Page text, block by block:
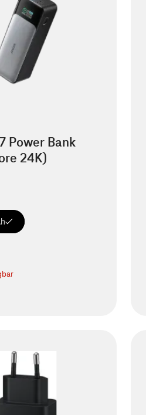
Power Bank
24K)